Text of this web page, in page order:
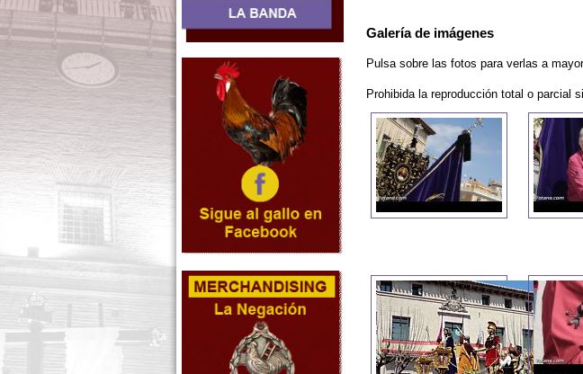
Galería de imágenes
Pulsa sobre las fotos para verlas a
Prohibida la reproducción total o parcial